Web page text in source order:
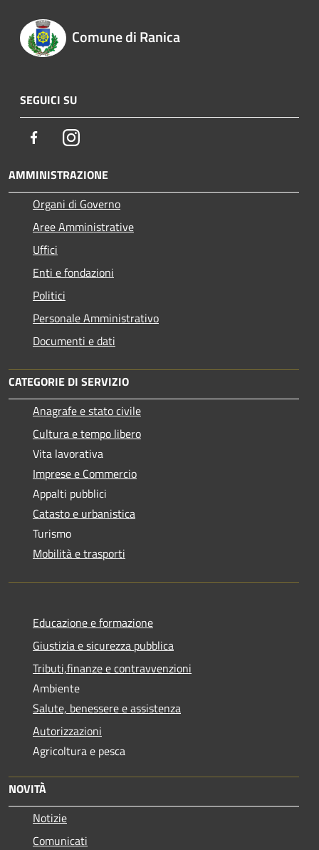
Comune di Ranica
SEGUICI SU
FacebookInstagram
AMMINISTRAZIONE
Organi di Governo
Aree Amministrative
Uffici
Enti e fondazioni
Politici
Personale Amministrativo
Documenti e dati
CATEGORIE DI SERVIZIO
Anagrafe e stato civile
Cultura e tempo libero
Vita lavorativa
Imprese e Commercio
Appalti pubblici
Catasto e urbanistica
Turismo
Mobilità e trasporti
Educazione e formazione
Giustizia e sicurezza pubblica
Tributi,finanze e contravvenzioni
Ambiente
Salute, benessere e assistenza
Autorizzazioni
Agricoltura e pesca
NOVITÀ
Notizie
Comunicati